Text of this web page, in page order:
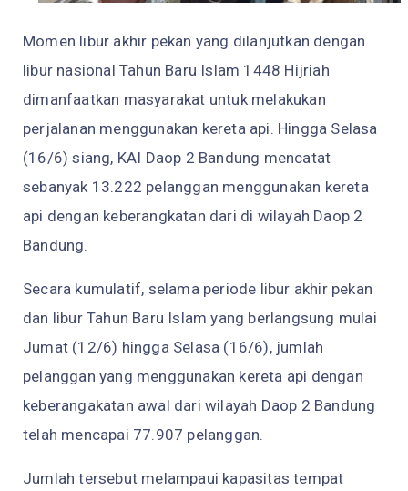
Momen libur akhir pekan yang dilanjutkan dengan
libur nasional Tahun Baru Islam 1448 Hijriah
dimanfaatkan masyarakat untuk melakukan
perjalanan menggunakan kereta api. Hingga Selasa
(16/6) siang, KAI Daop 2 Bandung mencatat
sebanyak 13.222 pelanggan menggunakan kereta
api dengan keberangkatan dari di wilayah Daop 2
Bandung.
Secara kumulatif, selama periode libur akhir pekan
dan libur Tahun Baru Islam yang berlangsung mulai
Jumat (12/6) hingga Selasa (16/6), jumlah
pelanggan yang menggunakan kereta api dengan
keberangakatan awal dari wilayah Daop 2 Bandung
telah mencapai 77.907 pelanggan.
Jumlah tersebut melampaui kapasitas tempat